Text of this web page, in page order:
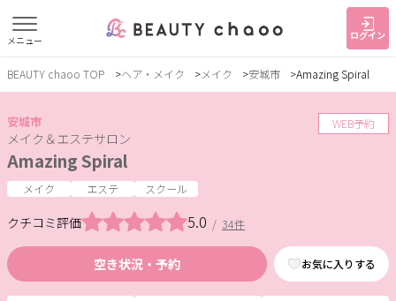
メニュー ログイン
すでに会員の方 はじめてご利用の方
ジャンルで探す
ヘア・メイク ネイル・まつげ エステ
スクール・
トレーニング
BEAUTY chaoo TOP ヘア・メイク メイク 安城市 Amazing Spiral
安城市
メイク＆エステサロン
Amazing Spiral
メイク エステ スクール
空き状況・予約 お気に入りする
クチコミ評価 5.0 / 34件
WEB予約